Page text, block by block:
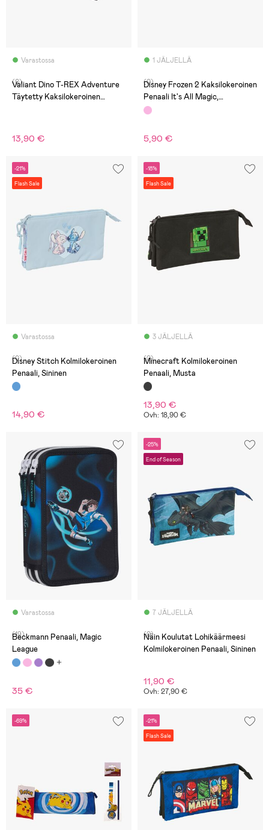
Varastossa
(0)
Valiant Dino T-REX Adventure
Täytetty Kaksilokeroinen
13,90 €
1 JÄLJELLÄ
(0)
Disney Frozen 2 Kaksilokeroinen
Penaali It's All Magic,
Vaaleanpunainen
5,90 €
-21%
Flash Sale
Varastossa
(0)
Disney Stitch Kolmilokeroinen
Penaali, Sininen
14,90 €
-18%
Flash Sale
3 JÄLJELLÄ
(0)
Minecraft Kolmilokeroinen
Penaali, Musta
13,90 €
Ovh: 18,90 €
Varastossa
(19)
Beckmann Penaali, Magic
League
35 €
-25%
End of Season
7 JÄLJELLÄ
(0)
Näin Koulutat Lohikäärmeesi
Kolmilokeroinen Penaali, Sininen
11,90 €
Ovh: 27,90 €
-69% -21%
Flash Sale